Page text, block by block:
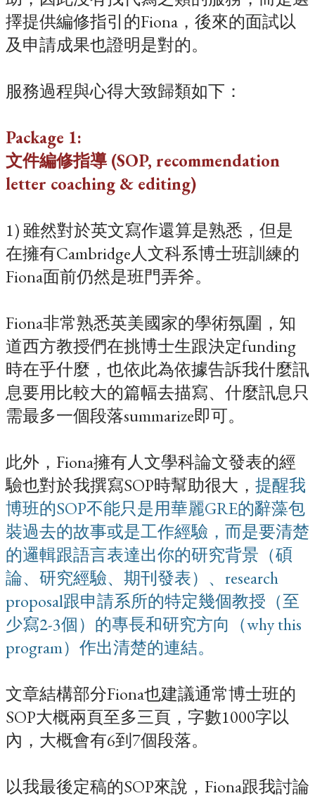
擇提供編修指引的Fiona，後來的面試以
及申請成果也證明是對的。
服務過程與心得大致歸類如下：
Package 1:
文件編修指導 (SOP, recommendation
letter coaching & editing)
1) 雖然對於英文寫作還算是熟悉，但是
在擁有Cambridge人文科系博士班訓練的
Fiona面前仍然是班門弄斧。
Fiona非常熟悉英美國家的學術氛圍，知
道西方教授們在挑博士生跟決定funding
時在乎什麼，也依此為依據告訴我什麼訊
息要用比較大的篇幅去描寫、什麼訊息只
需最多一個段落summarize即可。
此外，Fiona擁有人文學科論文發表的經
驗也對於我撰寫SOP時幫助很大， 提醒我
博班的SOP不能只是用華麗GRE的辭藻包
裝過去的故事或是工作經驗，而是要清楚
的邏輯跟語言表達出你的研究背景（碩
論、研究經驗、期刊發表）、research
proposal跟申請系所的特定幾個教授（至
少寫2-3個）的專長和研究方向（why this
program）作出清楚的連結。
文章結構部分Fiona也建議通常博士班的
SOP大概兩頁至多三頁，字數1000字以
內，大概會有6到7個段落。
以我最後定稿的SOP來說，Fiona跟我討論